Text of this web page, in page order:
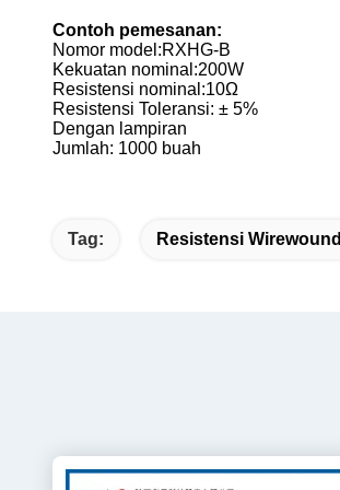
Contoh pemesanan:
Nomor model:RXHG-B
Kekuatan nominal:200W
Resistensi nominal:10Ω
Resistensi Toleransi: ± 5%
Dengan lampiran
Jumlah: 1000 buah
Tag: Resistensi Wirewound